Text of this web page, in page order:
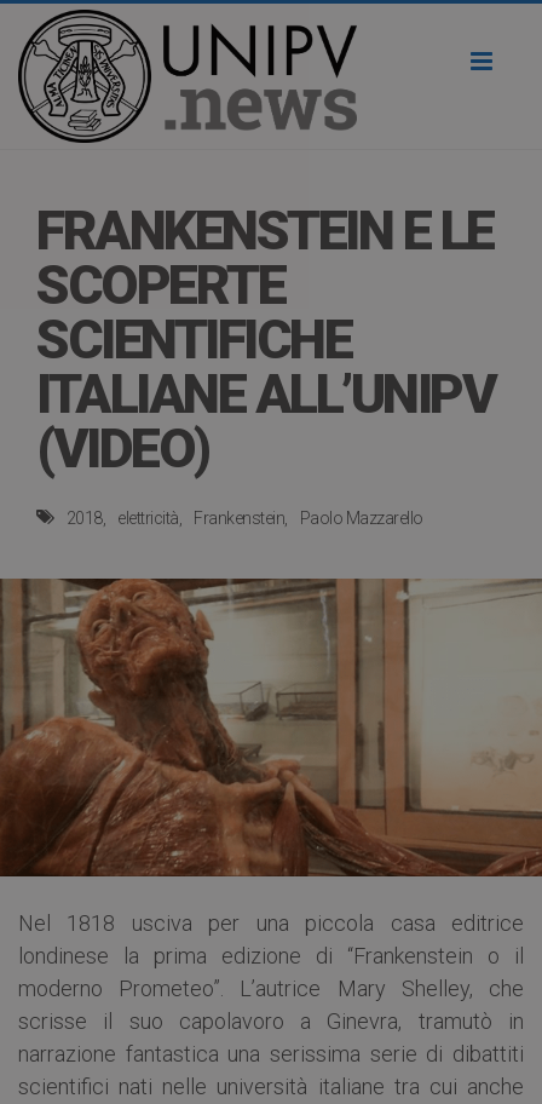
FRANKENSTEIN E LE
SCOPERTE
SCIENTIFICHE
ITALIANE ALL’UNIPV
(VIDEO)
2018 elettricità Frankenstein Paolo Mazzarello
Nel 1818 usciva per una piccola casa editrice
londinese la prima edizione di “Frankenstein o il
moderno Prometeo”. L’autrice Mary Shelley, che
scrisse il suo capolavoro a Ginevra, tramutò in
narrazione fantastica una serissima serie di dibattiti
scientifici nati nelle università italiane tra cui anche